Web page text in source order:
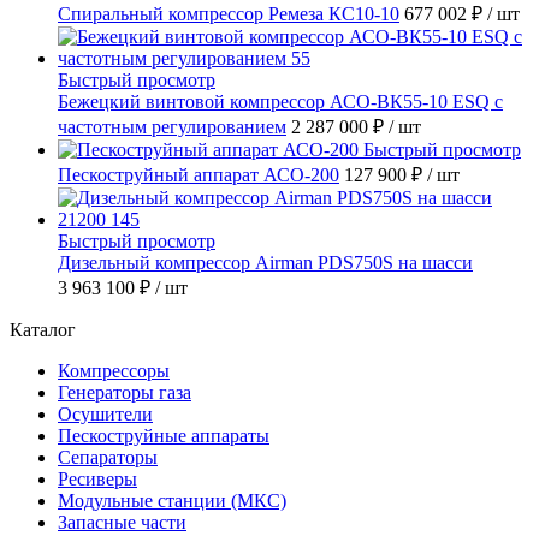
Спиральный компрессор Ремеза КС10-10 677 002 ₽ / шт
Быстрый просмотр
Бежецкий винтовой компрессор АСО-ВК55-10 ESQ с
частотным регулированием 2 287 000 ₽ / шт
Быстрый просмотр
Пескоструйный аппарат АСО-200 127 900 ₽ / шт
Быстрый просмотр
Дизельный компрессор Airman PDS750S на шасси
3 963 100 ₽ / шт
Каталог
Компрессоры
Генераторы газа
Осушители
Пескоструйные аппараты
Сепараторы
Ресиверы
Модульные станции (МКС)
Запасные части